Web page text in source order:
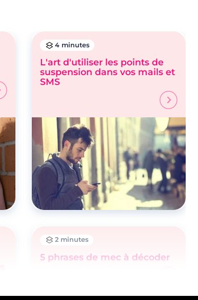
4 minutes
L'art d'utiliser les points de
suspension dans vos mails et
SMS
2 minutes
5 phrases de mec à décoder